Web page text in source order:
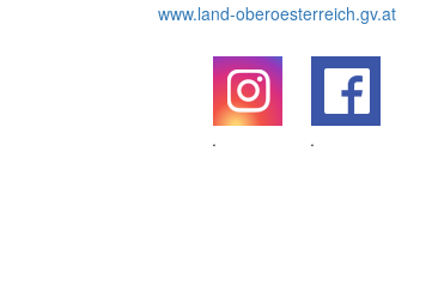
www.land-oberoesterreich.gv.at
.
.